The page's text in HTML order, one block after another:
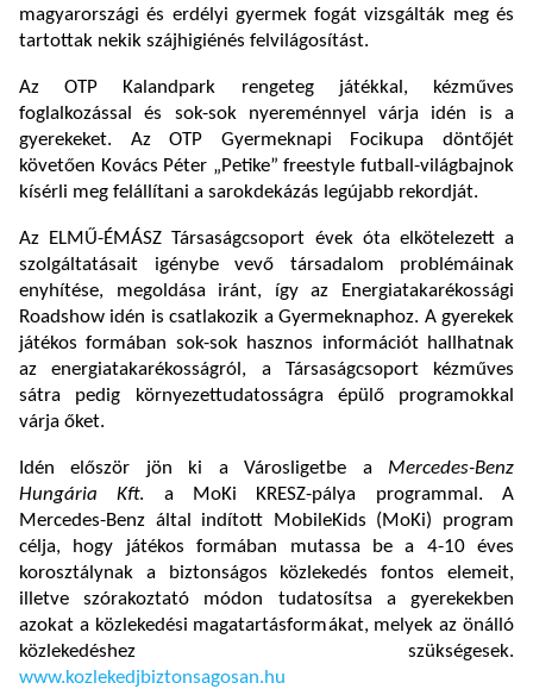
magyarországi és erdélyi gyermek fogát vizsgálták meg és
tartottak nekik szájhigiénés felvilágosítást.
Az OTP Kalandpark rengeteg játékkal, kézműves
foglalkozással és sok-sok nyereménnyel várja idén is a
gyerekeket. Az OTP Gyermeknapi Focikupa döntőjét
követően Kovács Péter „Petike” freestyle futball-világbajnok
kísérli meg felállítani a sarokdekázás legújabb rekordját.
Az ELMŰ-ÉMÁSZ Társaságcsoport évek óta elkötelezett a
szolgáltatásait igénybe vevő társadalom problémáinak
enyhítése, megoldása iránt, így az
Energiatakarékossági
Roadshow idén is csatlakozik a Gyermeknaphoz. A gyerekek
játékos formában sok-sok hasznos információt hallhatnak
az energiatakarékosságról, a Társaságcsoport kézműves
sátra pedig környezettudatosságra épülő programokkal
várja őket.
Idén először jön ki a Városligetbe a Mercedes-Benz
Hungária Kft. a MoKi KRESZ-pálya programmal. A
Mercedes-Benz által indított MobileKids (MoKi) program
célja, hogy játékos formában mutassa be a 4-10 éves
korosztálynak a biztonságos közlekedés fontos elemeit,
illetve szórakoztató módon tudatosítsa a gyerekekben
azokat a közlekedési magatartásformákat, melyek az önálló
közlekedéshez szükségesek.
www.kozlekedjbiztonsagosan.hu